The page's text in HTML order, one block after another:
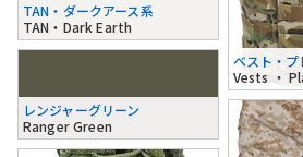
TAN・ダークアース系
TAN・Dark Earth
レンジャーグリーン
Ranger Green
ベスト・プ
Vests ・